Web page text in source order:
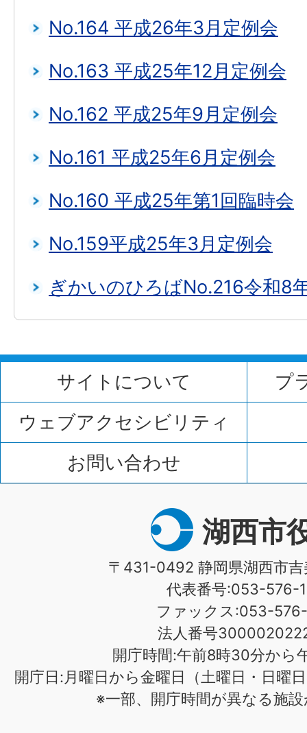
No.164 平成26年3月定例会
No.163 平成25年12月定例会
No.162 平成25年9月定例会
No.161 平成25年6月定例会
No.160 平成25年第1回臨時会
No.159平成25年3月定例会
ぎかいのひろばNo.216令和8
サイトについて
プ
ウェブアクセシビリティ
お問い合わせ
湖西市
〒431-0492 静岡県湖西市
代表番号:053-576-
ファックス:053-576-
法人番号
開庁時間:午前8時30分から
開庁日:月曜日から金曜日（土曜日・日曜
※一部、開庁時間が異なる施